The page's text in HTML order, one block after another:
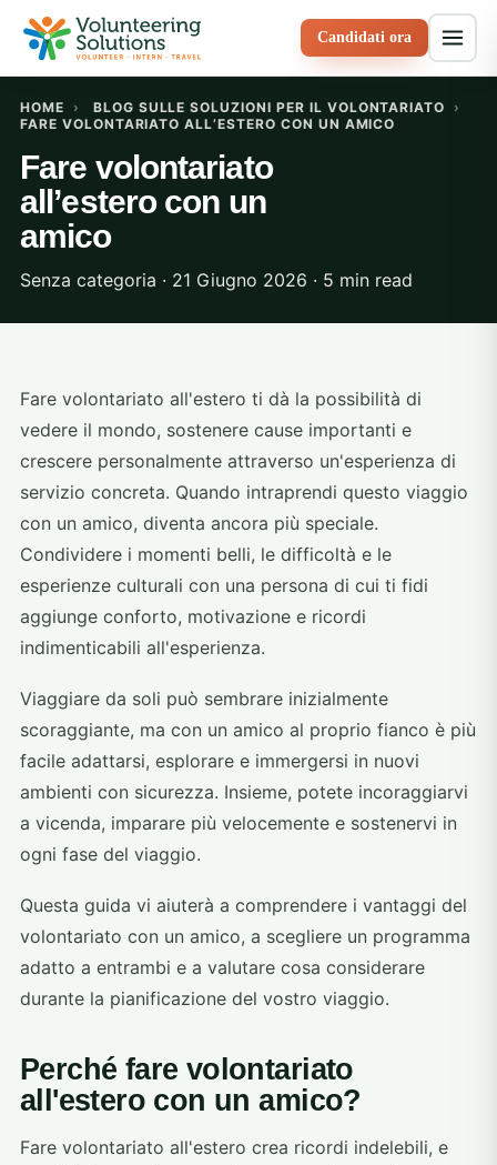
Candidati ora
HOME › BLOG SULLE SOLUZIONI PER IL VOLONTARIATO
›
FARE VOLONTARIATO ALL’ESTERO CON UN AMICO
Fare volontariato
all’estero con un
amico
Senza categoria · 21 Giugno 2026 · 5 min read
Fare volontariato all'estero ti dà la possibilità di
vedere il mondo, sostenere cause importanti e
crescere personalmente attraverso un'esperienza di
servizio concreta. Quando intraprendi questo viaggio
con un amico, diventa ancora più speciale.
Condividere i momenti belli, le difficoltà e le
esperienze culturali con una persona di cui ti fidi
aggiunge conforto, motivazione e ricordi
indimenticabili all'esperienza.
Viaggiare da soli può sembrare inizialmente
scoraggiante, ma con un amico al proprio fianco è più
facile adattarsi, esplorare e immergersi in nuovi
ambienti con sicurezza. Insieme, potete incoraggiarvi
a vicenda, imparare più velocemente e sostenervi in
ogni fase del viaggio.
Questa guida vi aiuterà a comprendere i vantaggi del
volontariato con un amico, a scegliere un programma
adatto a entrambi e a valutare cosa considerare
durante la pianificazione del vostro viaggio.
Perché fare volontariato
all'estero con un amico?
Fare volontariato all'estero crea ricordi indelebili, e